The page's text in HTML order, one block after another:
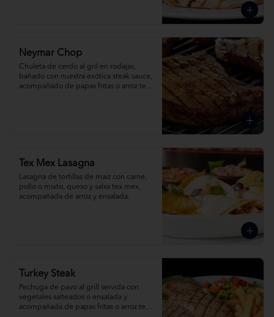
Neymar Chop
Chuleta de cerdo al gril en rodajas,
bañado con nuestra exótica steak sauce,
acompañado de papas fritas o arroz tex
Tex Mex Lasagna
Lasagna de tortillas de maiz con carne,
pollo o mixto, queso y salsa tex mex,
acompañada de arroz y ensalada.
Turkey Steak
Pechuga de pavo al grill servida con
vegetales salteados o ensalada y
acompañada de papas fritas o arroz tex